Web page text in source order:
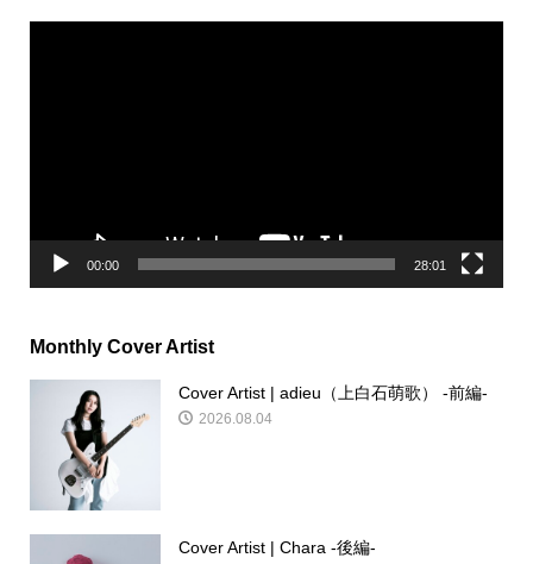
00:00 28:01
Monthly Cover Artist
Cover Artist | adieu（上白石萌歌） -前編-
2026.08.04
Cover Artist | Chara -後編-